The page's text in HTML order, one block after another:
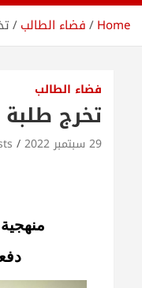
Home فضاء الطالب
فضاء الطالب
تخرج
29 سبتمبر 2022
دفعة